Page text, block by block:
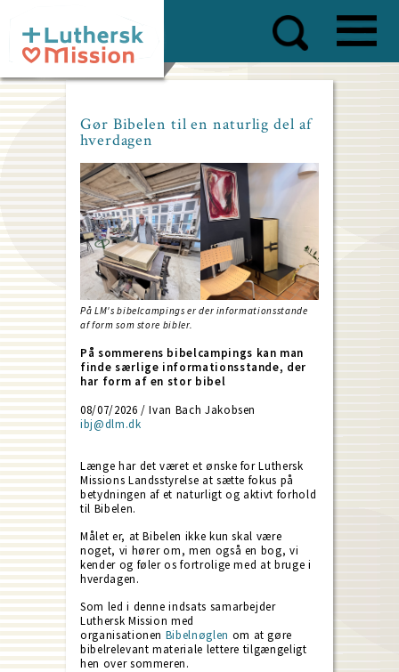
main
content
Gør Bibelen til en naturlig del af
hverdagen
På LM's bibelcampings er der informationsstande
af form som store bibler.
På sommerens bibelcampings kan man
finde særlige informationsstande, der
har form af en stor bibel
08/07/2026 / Ivan Bach Jakobsen
ibj@dlm.dk
Længe har det været et ønske for Luthersk
Missions Landsstyrelse at sætte fokus på
betydningen af et naturligt og aktivt forhold
til Bibelen.
Målet er, at Bibelen ikke kun skal være
noget, vi hører om, men også en bog, vi
kender og føler os fortrolige med at bruge i
hverdagen.
Som led i denne indsats samarbejder
Luthersk Mission med
organisationen Bibelnøglen om at gøre
bibelrelevant materiale lettere tilgængeligt
hen over sommeren.